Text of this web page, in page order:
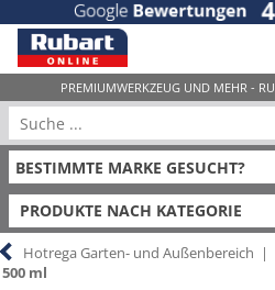
PRODUKTE NACH KATEGORIE
Hotrega Garten- und Außenbereich |
500 ml